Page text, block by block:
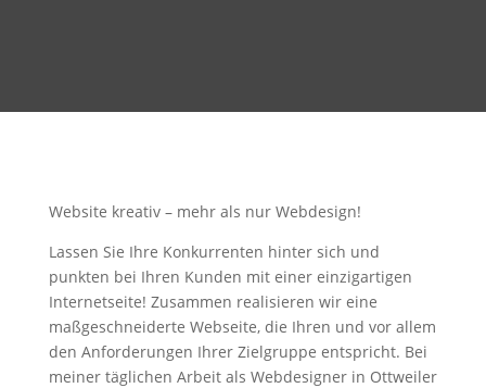
Website kreativ – mehr als nur Webdesign!
Lassen Sie Ihre Konkurrenten hinter sich und
punkten bei Ihren Kunden mit einer einzigartigen
Internetseite! Zusammen realisieren wir eine
maßgeschneiderte Webseite, die Ihren und vor allem
den Anforderungen Ihrer Zielgruppe entspricht. Bei
meiner täglichen Arbeit als Webdesigner in Ottweiler